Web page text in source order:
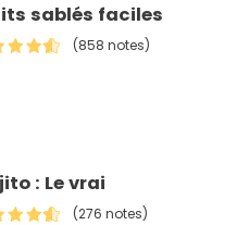
sablés faciles
(858 notes)
: Le vrai
(276 notes)